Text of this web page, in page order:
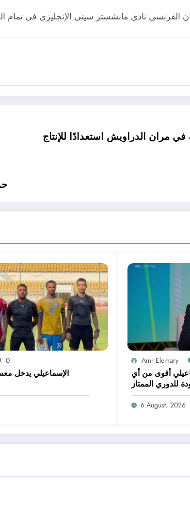
نادي مانشستر سيتي الإنجليزي في تمام
مران الدراويش استعدادًا للإنتاج
0
الإسماعيلي يدخل
Amr Elemary
أقوى من أي
للدوري الممتاز
6 August، 2026